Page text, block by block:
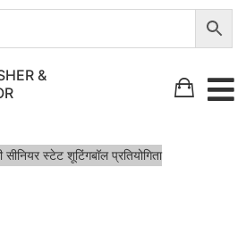
&
स्टेट शूटिंगबॉल प्रतियोगिता